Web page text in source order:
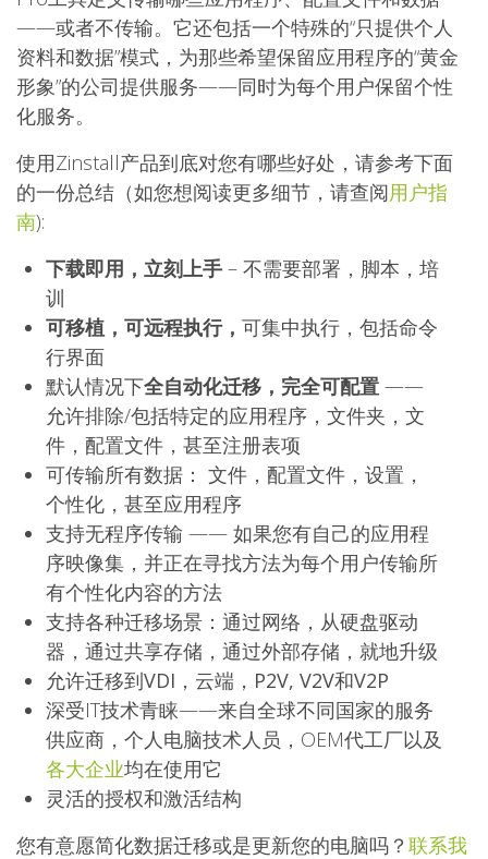
——或者不传输。它还包括一个特殊的“只提供个人
资料和数据”模式，为那些希望保留应用程序的“黄金
形象”的公司提供服务——同时为每个用户保留个性
化服务。
使用Zinstall产品到底对您有哪些好处，请参考下面
的一份总结（如您想阅读更多细节，请查阅用户指
南):
下载即用，立刻上手 – 不需要部署，脚本，培
训
可移植，可远程执行， 可集中执行，包括命令
行界面
默认情况下全自动化迁移，完全可配置 ——
允许排除/包括特定的应用程序，文件夹，文
件，配置文件，甚至注册表项
可传输所有数据： 文件，配置文件，设置，
个性化，甚至应用程序
支持无程序传输 —— 如果您有自己的应用程
序映像集，并正在寻找方法为每个用户传输所
有个性化内容的方法
支持各种迁移场景： 通过网络，从硬盘驱动
器，通过共享存储，通过外部存储 ，就地升级
允许迁移到VDI，云端，P2V, V2V和V2P
深受IT技术青睐——来自全球不同国家的服务
供应商，个人电脑技术人员，OEM代工厂以及
各大企业均在使用它
灵活的授权和激活结构
您有意愿简化数据迁移或是更新您的电脑吗？ 联系我